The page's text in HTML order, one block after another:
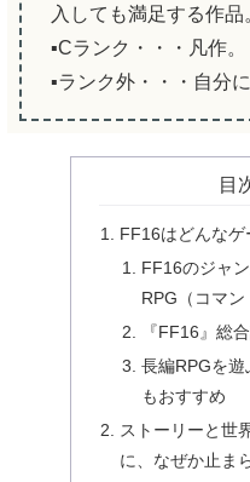
入しても満足する作品
▪️Cランク・・・凡作。
▪️ランク外・・・自分
目
FF16はどんなゲ
FF16のジャ
RPG（コマン
『FF16』総
長編RPGを
もおすすめ
ストーリーと世
に、なぜか止ま